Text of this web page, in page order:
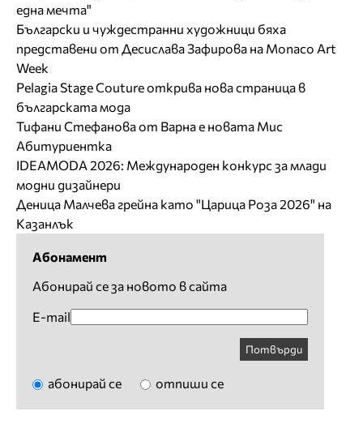
една мечта"
Български и чуждестранни художници бяха
представени от Десислава Зафирова на Monaco Art
Week
Pelagia Stage Couture открива нова страница в
българската мода
Тифани Стефанова от Варна е новата Мис
Абитуриентка
IDEAMODA 2026: Международен конкурс за млади
модни дизайнери
Деница Малчева грейна като "Царица Роза 2026" на
Казанлък
Абонамент
Абонирай се за новото в сайта
E-mail
Потвърди
абонирай се отпиши се